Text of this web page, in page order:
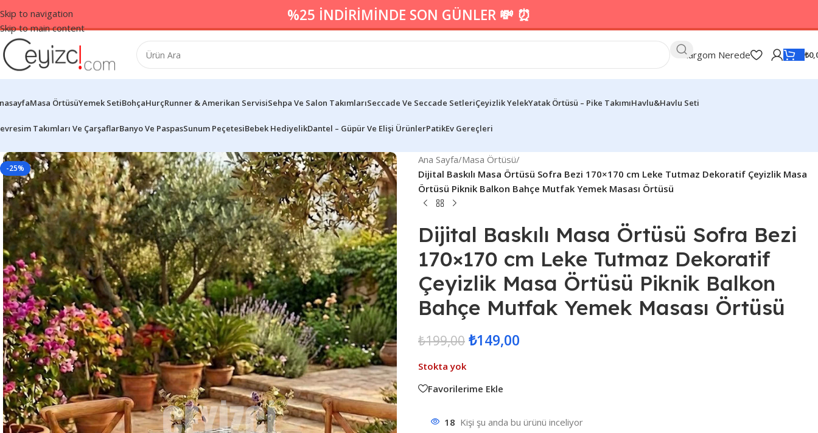
Skip to navigation
Skip to main content
%25 İNDİRİMİNDE SON GÜNLER 💸 ⏰
Kargom Nerede ₺
Masa ÖrtüsüYemek SetiBohçaHurçRunner & Amerikan ServisiSehpa Ve Salon TakımlarıSeccade Ve Seccade SetleriÇeyizlik YelekYatak Örtüsü – Pike TakımıHavlu&Havlu Seti
Takımları Ve ÇarşaflarBanyo Ve PaspasSunum PeçetesiBebek HediyelikDantel – Güpür Ve Elişi ÜrünlerPatikEv Gereçleri
-25%
Ana Sayfa/Masa Örtüsü/
Dijital Baskılı Masa Örtüsü Sofra Bezi 170×170 cm Leke Tutmaz Dekoratif Çeyizlik Masa
Örtüsü Piknik Balkon Bahçe Mutfak Yemek Masası Örtüsü
Dijital Baskılı Masa Örtüsü Sofra Bezi
170×170 cm Leke Tutmaz Dekoratif
Çeyizlik Masa Örtüsü Piknik Balkon
Bahçe Mutfak Yemek Masası Örtüsü
₺199,00 ₺149,00
Stokta yok
Favorilerime Ekle
18 Kişi şu anda bu ürünü inceliyor